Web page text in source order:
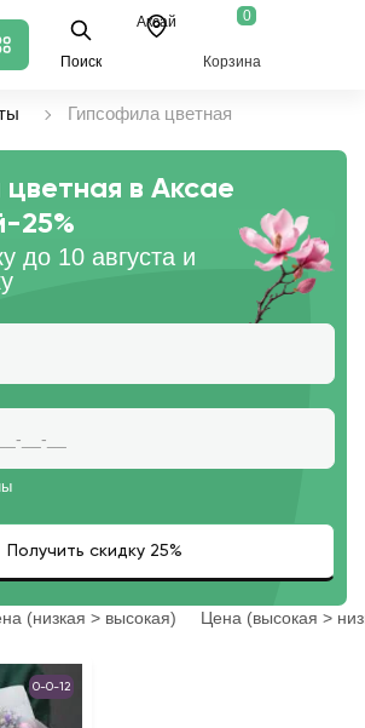
Поиск
Аксай 0
Корзина
Гипсофила цветная
цветная в Аксае
-25%
до 10 августа и
(низкая > высокая) Цена (высокая >
0-0-12